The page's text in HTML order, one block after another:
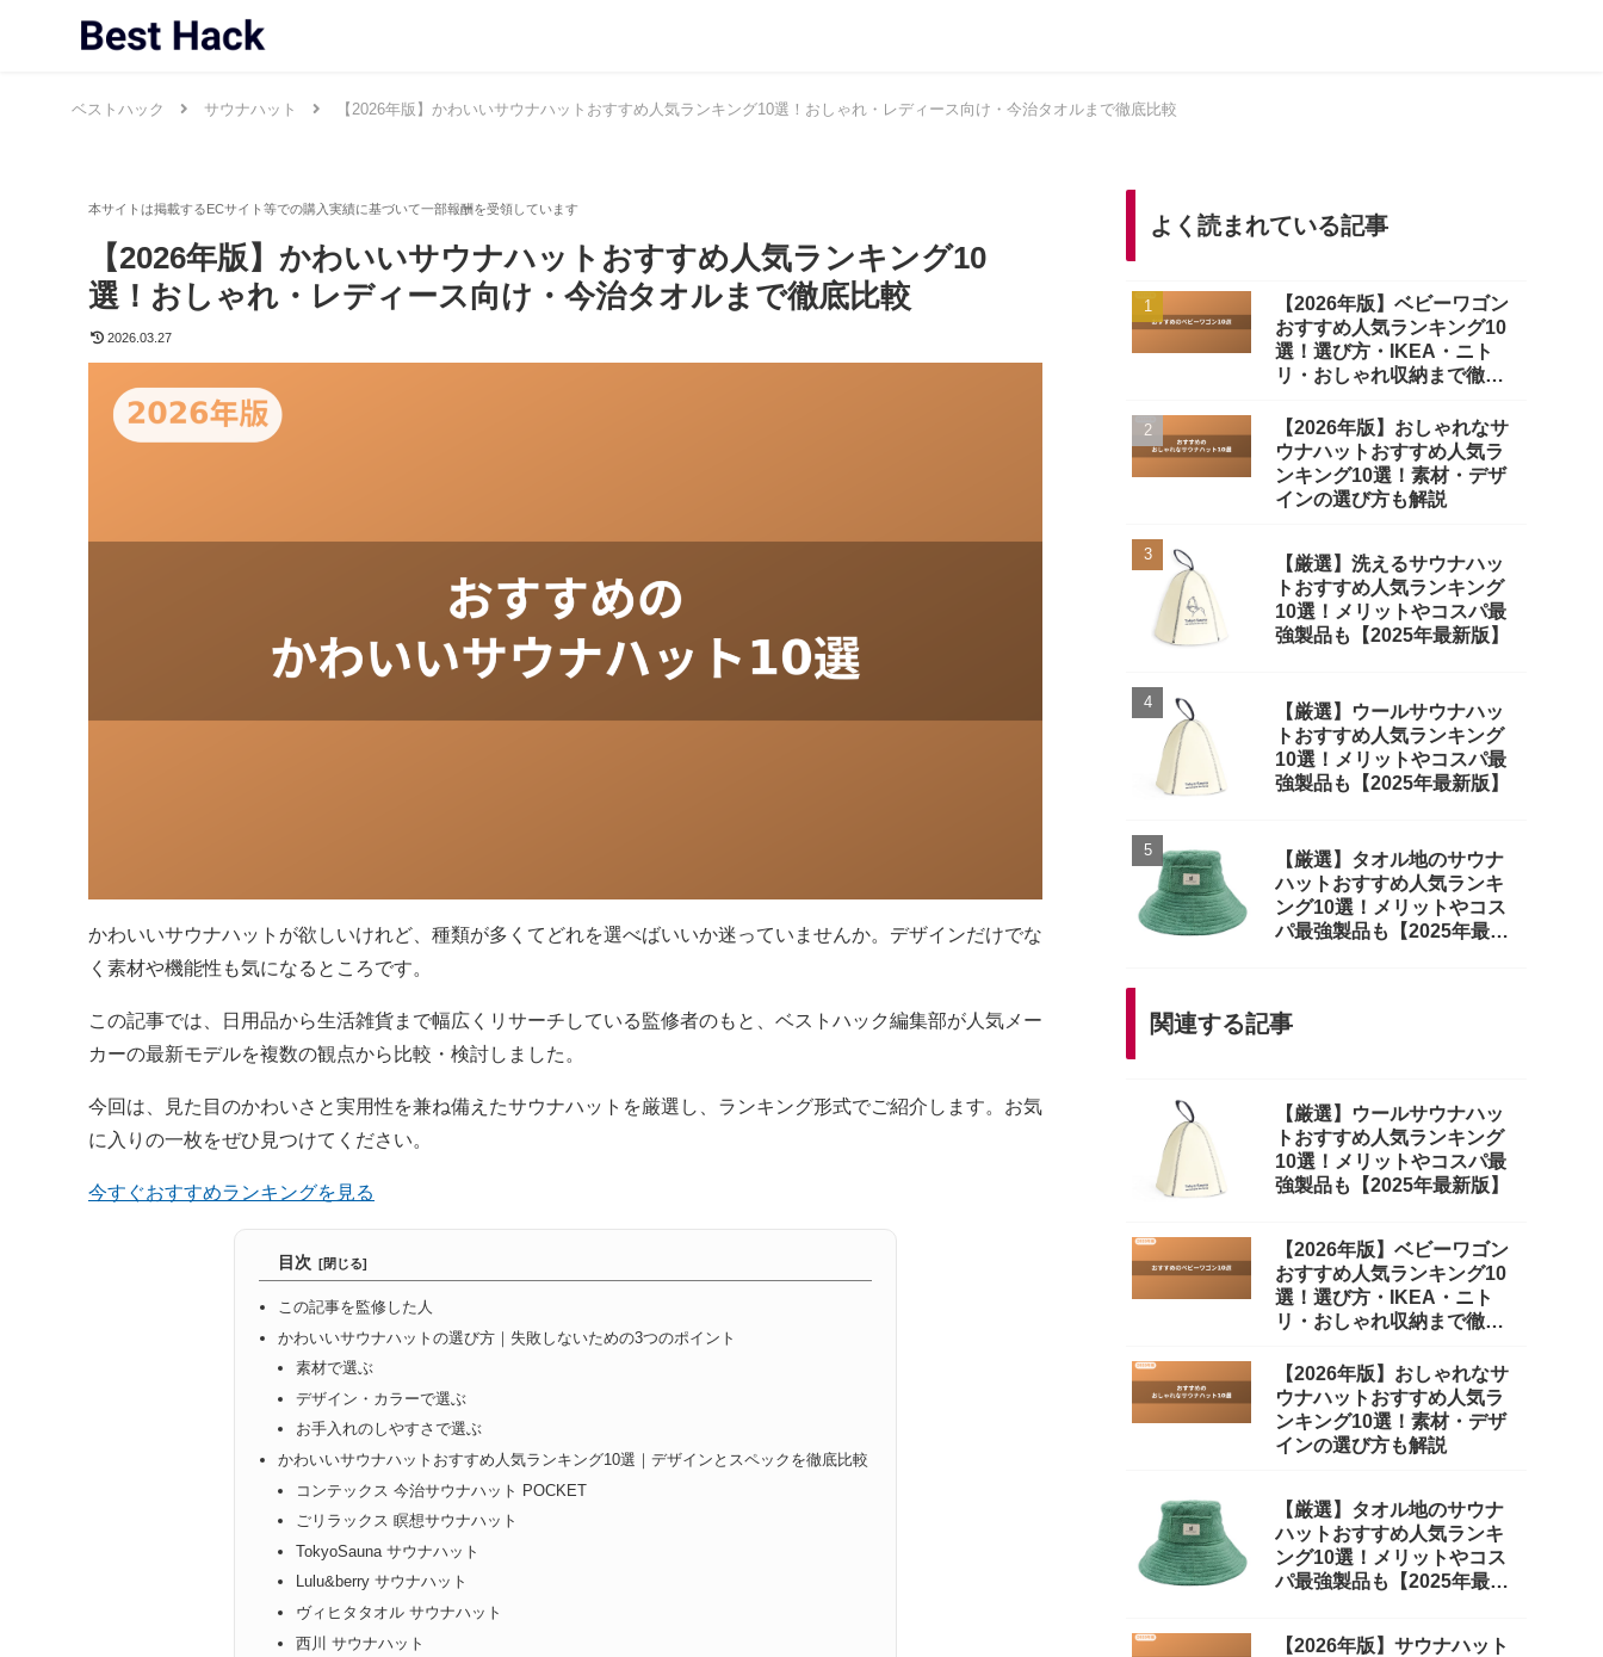
ベストハック サウナハット 【2026年版】かわいいサウナハットおすすめ人気ランキング10選！おしゃれ・レディース向け・今治タオルまで徹底比較
【2026年版】かわいいサウナハットおすすめ人気ランキング10
選！おしゃれ・レディース向け・今治タオルまで徹底比較
2026.03.27
かわいいサウナハットが欲しいけれど、種類が多くてどれを選べばいいか迷っていませんか。デザインだけでな
く素材や機能性も気になるところです。
この記事では、日用品から生活雑貨まで幅広くリサーチしている監修者のもと、ベストハック編集部が人気メー
カーの最新モデルを複数の観点から比較・検討しました。
今回は、見た目のかわいさと実用性を兼ね備えたサウナハットを厳選し、ランキング形式でご紹介します。お気
に入りの一枚をぜひ見つけてください。
今すぐおすすめランキングを見る
目次
この記事を監修した人
かわいいサウナハットの選び方｜失敗しないための3つのポイント
素材で選ぶ
デザイン・カラーで選ぶ
お手入れのしやすさで選ぶ
かわいいサウナハットおすすめ人気ランキング10選｜デザインとスペックを徹底比較
コンテックス 今治サウナハット POCKET
ごリラックス 瞑想サウナハット
TokyoSauna サウナハット
Lulu&berry サウナハット
ヴィヒタタオル サウナハット
西川 サウナハット
よく読まれている記事
【2026年版】ベビーワゴン
おすすめ人気ランキング10
選！選び方・IKEA・ニト
リ・おしゃれ収納まで徹底
【2026年版】おしゃれなサ
ウナハットおすすめ人気ラ
ンキング10選！素材・デザ
インの選び方も解説
【厳選】洗えるサウナハッ
トおすすめ人気ランキング
10選！メリットやコスパ最
強製品も【2025年最新版】
【厳選】ウールサウナハッ
トおすすめ人気ランキング
10選！メリットやコスパ最
強製品も【2025年最新版】
【厳選】タオル地のサウナ
ハットおすすめ人気ランキ
ング10選！メリットやコス
パ最強製品も【2025年最新
関連する記事
【厳選】ウールサウナハッ
トおすすめ人気ランキング
10選！メリットやコスパ最
強製品も【2025年最新版】
【2026年版】ベビーワゴン
おすすめ人気ランキング10
選！選び方・IKEA・ニト
リ・おしゃれ収納まで徹底
【2026年版】おしゃれなサ
ウナハットおすすめ人気ラ
ンキング10選！素材・デザ
インの選び方も解説
【厳選】タオル地のサウナ
ハットおすすめ人気ランキ
ング10選！メリットやコス
パ最強製品も【2025年最新
【2026年版】サウナハット